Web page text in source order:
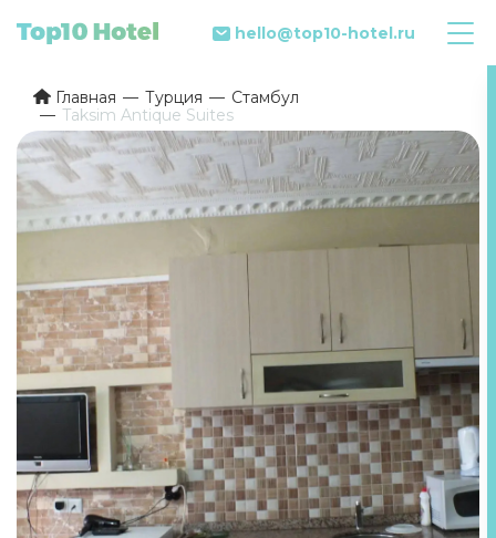
hello@top10-hotel.ru
Главная Турция
Стамбул
Taksim Antique Suites